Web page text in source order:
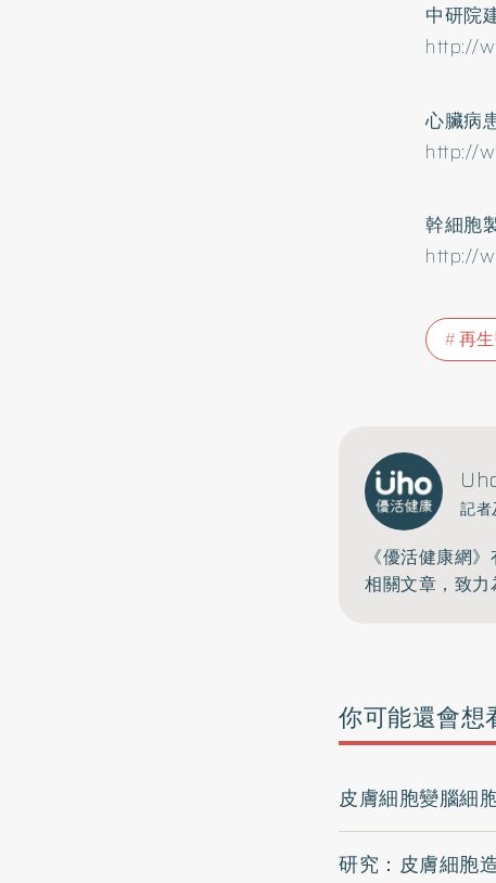
中研院
http://
心臟病
http://
幹細胞
http://
再
記者
《優活健康網
相關文章，致力
你可能還會想
皮膚細胞變腦細
研究：皮膚細胞